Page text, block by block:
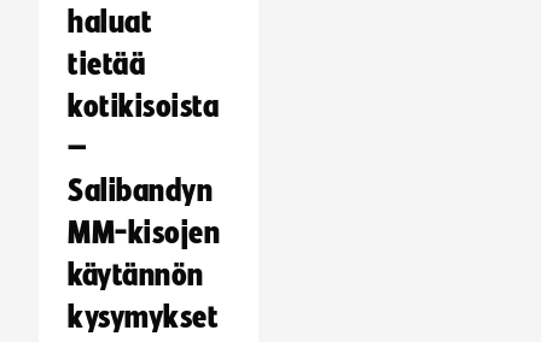
haluat
tietää
kotikisoista
–
Salibandyn
MM-kisojen
käytännön
kysymykset